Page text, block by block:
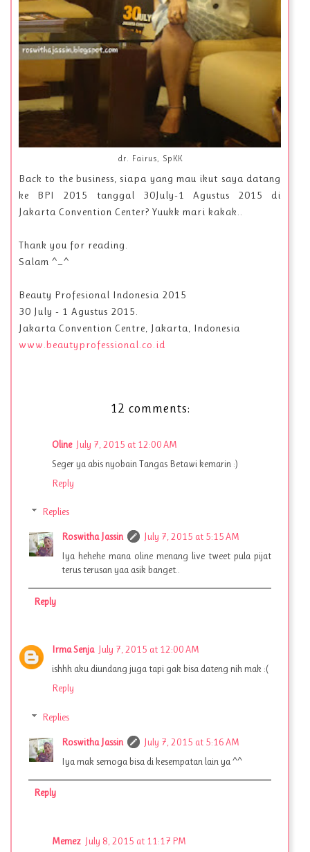
dr. Fairus, SpKK
Back to the business, siapa yang mau ikut saya datang
ke BPI 2015 tanggal 30July-1 Agustus 2015 di
Jakarta Convention Center? Yuukk mari kakak..
Thank you for reading.
Salam ^_^
Beauty Profesional Indonesia 2015
30 July - 1 Agustus 2015.
Jakarta Convention Centre, Jakarta, Indonesia
www.beautyprofessional.co.id
12 comments:
Oline July 7, 2015 at 12:00 AM
Seger ya abis nyobain Tangas Betawi kemarin :)
Reply
Replies
Roswitha Jassin
July 7, 2015 at 5:15 AM
Iya hehehe mana oline menang live tweet pula pijat
terus terusan yaa asik banget..
Reply
Irma Senja July 7, 2015 at 12:00 AM
ishhh aku diundang juga tapi gak bisa dateng nih mak :(
Reply
Replies
Roswitha Jassin
July 7, 2015 at 5:16 AM
Iya mak semoga bisa di kesempatan lain ya ^^
Reply
Memez July 8, 2015 at 11:17 PM